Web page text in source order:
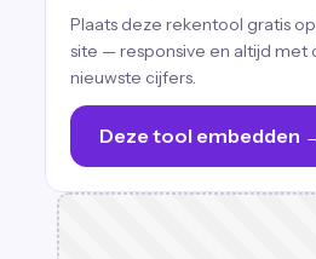
Plaats deze rekentool gratis
site — responsive en altijd met
nieuwste cijfers.
Deze tool embedden